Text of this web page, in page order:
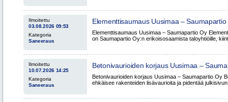
Ilmoitettu
03.08.2026 09:53
Kategoria
Saneeraus
Elementtisaumaus Uusimaa – Saumapartio
Elementtisaumaus Uusimaa – Saumapartio Oy
on Saumapartio Oy:n erikoisosaamista taloyhtiöille,
Ilmoitettu
10.07.2026 14:25
Kategoria
Saneeraus
Betonivaurioiden korjaus Uusimaa –
Betonivaurioiden korjaus Uusimaa – Saumapartio Oy
ehkäisee rakenteiden lisävaurioita ja pidentää